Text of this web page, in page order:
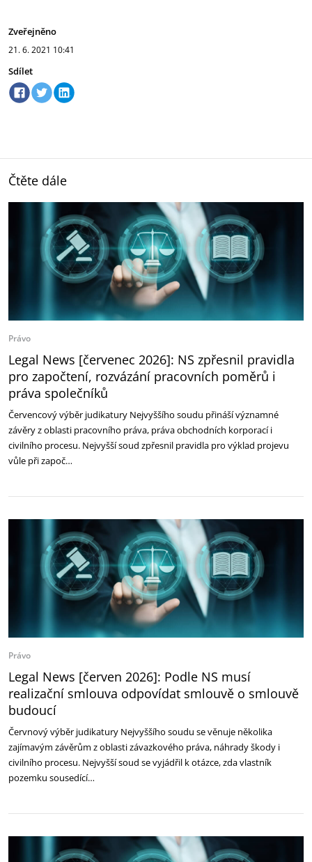
Zveřejněno
21. 6. 2021 10:41
Sdílet
Čtěte dále
Právo
Legal News [červenec 2026]: NS zpřesnil pravidla
pro započtení, rozvázání pracovních poměrů i
práva společníků
Červencový výběr judikatury Nejvyššího soudu přináší významné
závěry z oblasti pracovního práva, práva obchodních korporací i
civilního procesu. Nejvyšší soud zpřesnil pravidla pro výklad projevu
vůle při započ…
Právo
Legal News [červen 2026]: Podle NS musí
realizační smlouva odpovídat smlouvě o smlouvě
budoucí
Červnový výběr judikatury Nejvyššího soudu se věnuje několika
zajímavým závěrům z oblasti závazkového práva, náhrady škody i
civilního procesu. Nejvyšší soud se vyjádřil k otázce, zda vlastník
pozemku sousedící…